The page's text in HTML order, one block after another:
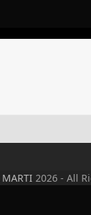
MARTI 2026 - All